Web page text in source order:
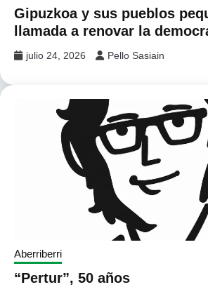
Gipuzkoa y sus pueblos
llamada a renovar la
julio 24, 2026 Pello Sasiain
Aberriberri
“Pertur”, 50 años